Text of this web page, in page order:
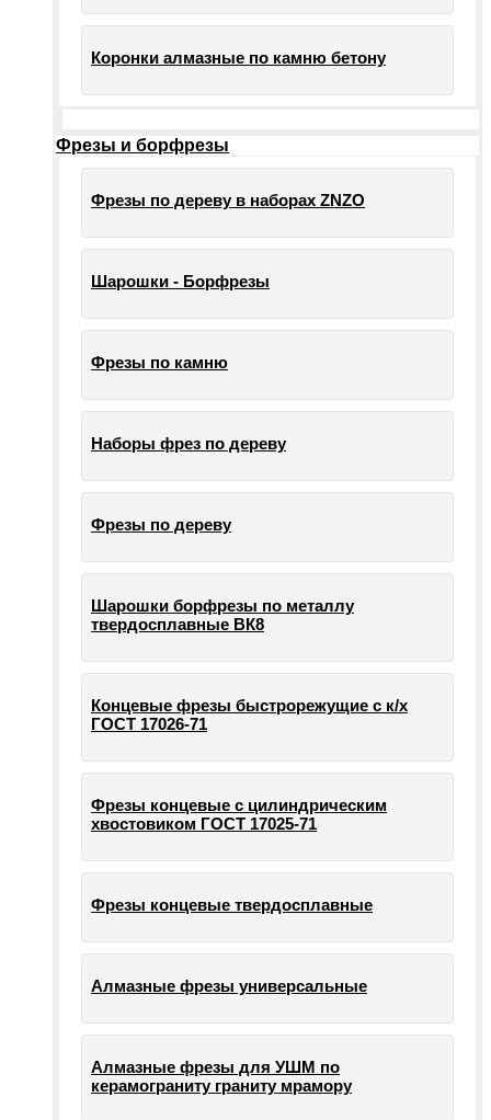
Коронки алмазные по камню бетону
Фрезы и борфрезы
Фрезы по дереву в наборах ZNZO
Шарошки - Борфрезы
Фрезы по камню
Наборы фрез по дереву
Фрезы по дереву
Шарошки борфрезы по металлу
твердосплавные ВК8
Концевые фрезы быстрорежущие с к/х
ГОСТ 17026-71
Фрезы концевые с цилиндрическим
хвостовиком ГОСТ 17025-71
Фрезы концевые твердосплавные
Алмазные фрезы универсальные
Алмазные фрезы для УШМ по
керамограниту граниту мрамору